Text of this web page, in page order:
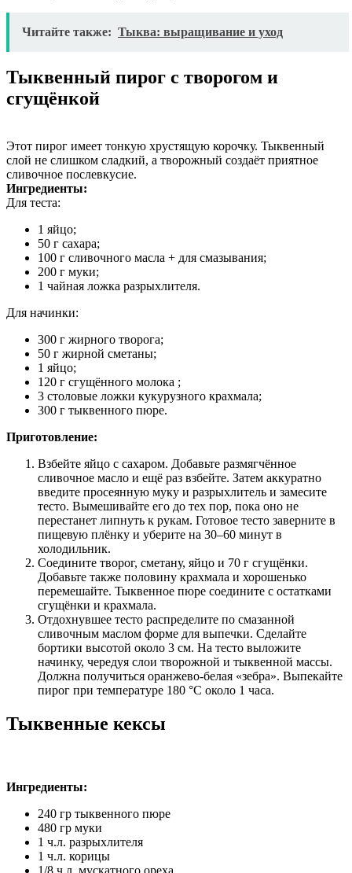
Читайте также: Тыква: выращивание и уход
Тыквенный пирог с творогом и
сгущёнкой
Этот пирог имеет тонкую хрустящую корочку. Тыквенный
слой не слишком сладкий, а творожный создаёт приятное
сливочное послевкусие.
Ингредиенты:
Для теста:
1 яйцо;
50 г сахара;
100 г сливочного масла + для смазывания;
200 г муки;
1 чайная ложка разрыхлителя.
Для начинки:
300 г жирного творога;
50 г жирной сметаны;
1 яйцо;
120 г сгущённого молока ;
3 столовые ложки кукурузного крахмала;
300 г тыквенного пюре.
Приготовление:
Взбейте яйцо с сахаром. Добавьте размягчённое
сливочное масло и ещё раз взбейте. Затем аккуратно
введите просеянную муку и разрыхлитель и замесите
тесто. Вымешивайте его до тех пор, пока оно не
перестанет липнуть к рукам. Готовое тесто заверните в
пищевую плёнку и уберите на 30–60 минут в
холодильник.
Соедините творог, сметану, яйцо и 70 г сгущёнки.
Добавьте также половину крахмала и хорошенько
перемешайте. Тыквенное пюре соедините с остатками
сгущёнки и крахмала.
Отдохнувшее тесто распределите по смазанной
сливочным маслом форме для выпечки. Сделайте
бортики высотой около 3 см. На тесто выложите
начинку, чередуя слои творожной и тыквенной массы.
Должна получиться оранжево‑белая «зебра». Выпекайте
пирог при температуре 180 °С около 1 часа.
Тыквенные кексы
Ингредиенты:
240 гр тыквенного пюре
480 гр муки
1 ч.л. разрыхлителя
1 ч.л. корицы